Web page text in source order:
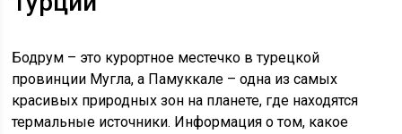
Бодрум – это курортное местечко в турецкой
провинции Мугла, а Памуккале – одна из самых
красивых природных зон на планете, где находятся
термальные источники. Информация о том, какое